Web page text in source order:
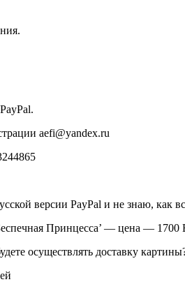
aefi@yandex.ru
версии PayPal и не знаю, как
Принцесса’ — цена — 1700
осуществлять доставку